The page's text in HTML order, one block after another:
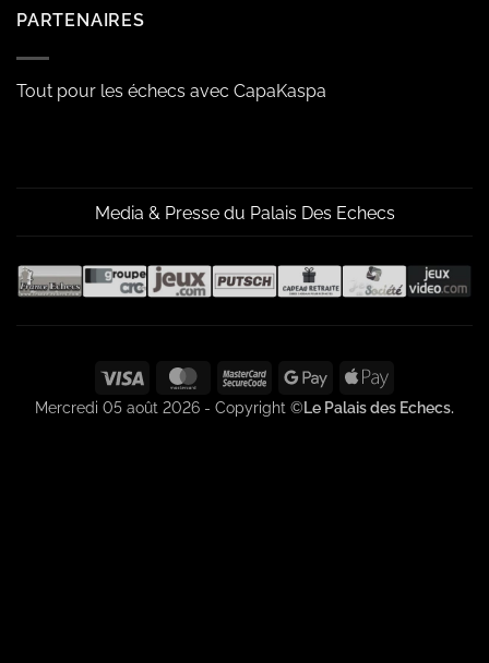
PARTENAIRES
Tout pour les échecs avec CapaKaspa
Media & Presse du Palais Des Echecs
Visa MasterCardMasterCard
2
Google
Pay
Apple
Pay
Mercredi 05 août 2026 - Copyright ©Le Palais des Echecs.